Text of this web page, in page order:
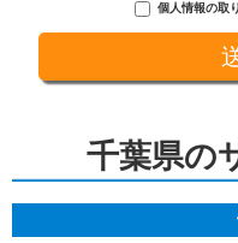
開示、訂正、利用停止等の求めに応
当社が保有する個人情報については
情報の滅失、き損、漏えいおよび不
客様の個人情報を厳格に管理し、滅
個人情報に関する法令およびその他
当社の役員、社員、協働者は、個人
的に実施されるよう、個人情報保護
個人情報の取扱いに関する問い合わせ
個人情報の取
千葉県の